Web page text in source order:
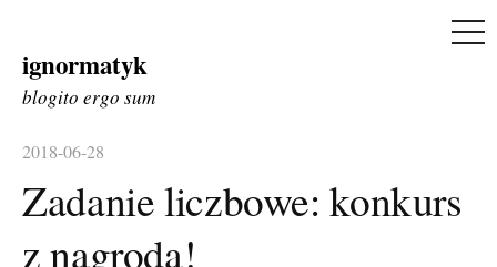
Skip
to
ignormatyk
blogito ergo sum
2018-06-28
Zadanie liczbowe: konkurs
z nagrodą!